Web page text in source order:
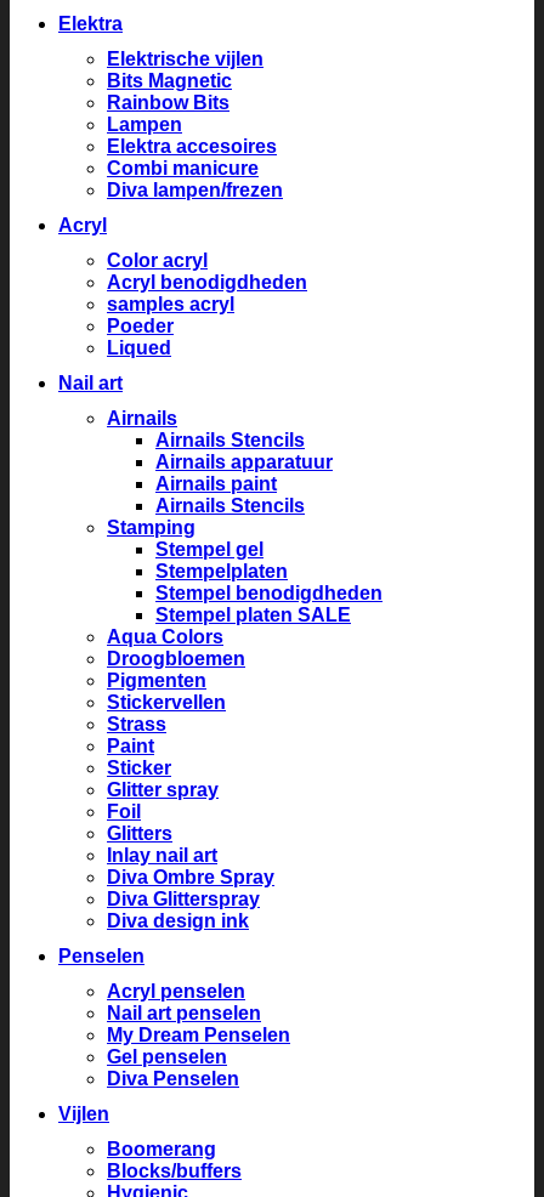
Elektra
Elektrische vijlen
Bits Magnetic
Rainbow Bits
Lampen
Elektra accesoires
Combi manicure
Diva lampen/frezen
Acryl
Color acryl
Acryl benodigdheden
samples acryl
Poeder
Liqued
Nail art
Airnails
Airnails Stencils
Airnails apparatuur
Airnails paint
Airnails Stencils
Stamping
Stempel gel
Stempelplaten
Stempel benodigdheden
Stempel platen SALE
Aqua Colors
Droogbloemen
Pigmenten
Stickervellen
Strass
Paint
Sticker
Glitter spray
Foil
Glitters
Inlay nail art
Diva Ombre Spray
Diva Glitterspray
Diva design ink
Penselen
Acryl penselen
Nail art penselen
My Dream Penselen
Gel penselen
Diva Penselen
Vijlen
Boomerang
Blocks/buffers
Hygienic